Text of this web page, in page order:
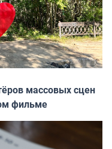
массовых сцен
фильме